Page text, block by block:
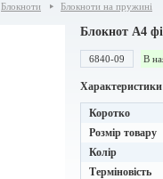
Блокноти Блокноти на пружині
Блокнот A4
6840-09 В
Характеристики
Коротко
Розмір товару
Колір
Терміновість